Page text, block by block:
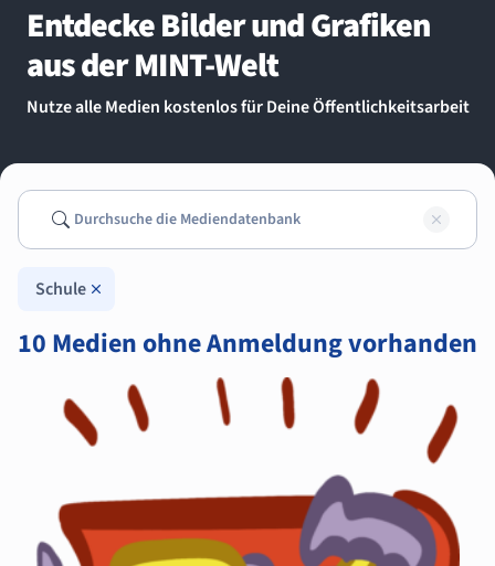
Entdecke Bilder und Grafiken
aus der MINT-Welt
Nutze alle Medien kostenlos für Deine Öffentlichkeitsarbeit
Suchen
Schule
10 Medien ohne Anmeldung vorhanden